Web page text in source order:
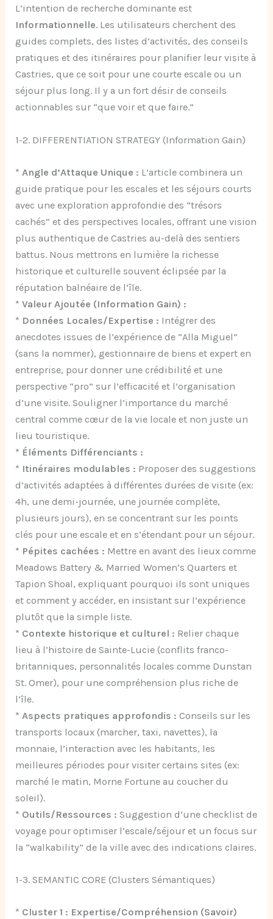
L’intention de recherche dominante est
Informationnelle. Les utilisateurs cherchent des
guides complets, des listes d’activités, des conseils
pratiques et des itinéraires pour planifier leur visite à
Castries, que ce soit pour une courte escale ou un
séjour plus long. Il y a un fort désir de conseils
actionnables sur “que voir et que faire.”
1-2. DIFFERENTIATION STRATEGY (Information Gain)
*Angle d’Attaque Unique : L’article combinera un
guide pratique pour les escales et les séjours courts
avec une exploration approfondie des “trésors
cachés” et des perspectives locales, offrant une vision
plus authentique de Castries au-delà des sentiers
battus. Nous mettrons en lumière la richesse
historique et culturelle souvent éclipsée par la
réputation balnéaire de l’île.
*Valeur Ajoutée (Information Gain) :
* Données Locales/Expertise : Intégrer des
anecdotes issues de l’expérience de “Alla Miguel”
(sans la nommer), gestionnaire de biens et expert en
entreprise, pour donner une crédibilité et une
perspective “pro” sur l’efficacité et l’organisation
d’une visite. Souligner l’importance du marché
central comme cœur de la vie locale et non juste un
lieu touristique.
* Éléments Différenciants :
* Itinéraires modulables : Proposer des suggestions
d’activités adaptées à différentes durées de visite (ex:
4h, une demi-journée, une journée complète,
plusieurs jours), en se concentrant sur les points
clés pour une escale et en s’étendant pour un séjour.
* Pépites cachées : Mettre en avant des lieux comme
Meadows Battery & Married Women’s Quarters et
Tapion Shoal, expliquant pourquoi ils sont uniques
et comment y accéder, en insistant sur l’expérience
plutôt que la simple liste.
* Contexte historique et culturel : Relier chaque
lieu à l’histoire de Sainte-Lucie (conflits franco-
britanniques, personnalités locales comme Dunstan
St. Omer), pour une compréhension plus riche de
l’île.
*Aspects pratiques approfondis : Conseils sur les
transports locaux (marcher, taxi, navettes), la
monnaie, l’interaction avec les habitants, les
meilleures périodes pour visiter certains sites (ex:
marché le matin, Morne Fortune au coucher du
soleil).
* Outils/Ressources : Suggestion d’une checklist de
voyage pour optimiser l’escale/séjour et un focus sur
la “walkability” de la ville avec des indications claires.
1-3. SEMANTIC CORE (Clusters Sémantiques)
* Cluster 1 : Expertise/Compréhension (Savoir)